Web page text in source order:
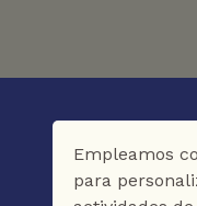
Empleamos
para